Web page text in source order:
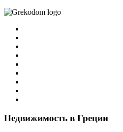
Недвижимость в Греции